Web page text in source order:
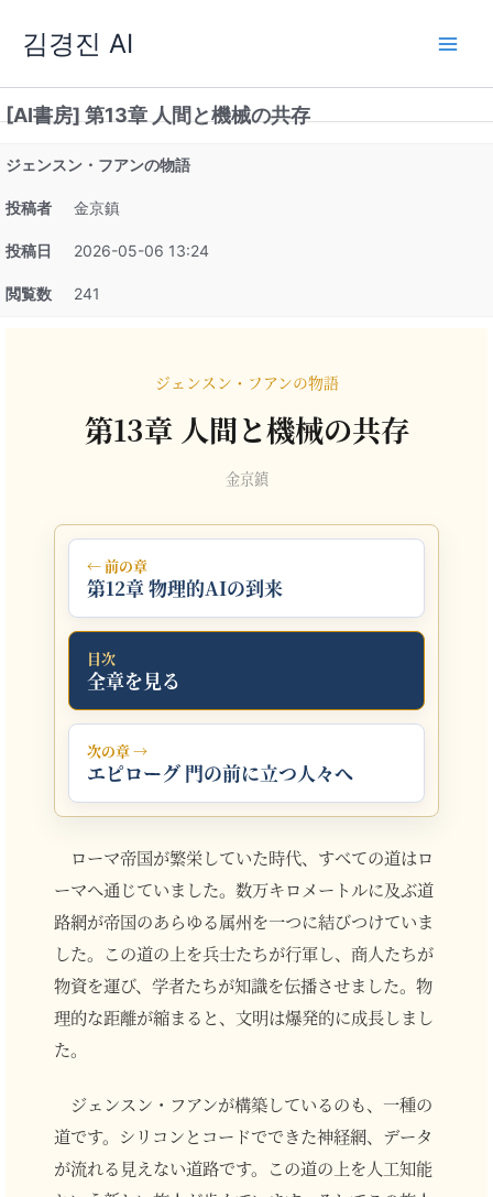
ス
キ
プ
김경진 AI
[AI書房] 第13章 人間と機械の共存
ジェンスン・フアンの物語
投稿者 金京鎮
投稿日 2026-05-06 13:24
閲覧数 241
ジェンスン・フアンの物語
第13章 人間と機械の共存
金京鎮
← 前の章
第12章 物理的AIの到来
目次
全章を見る
次の章 →
エピローグ 門の前に立つ人々へ
ローマ帝国が繁栄していた時代、すべての道はロ
ーマへ通じていました。数万キロメートルに及ぶ道
路網が帝国のあらゆる属州を一つに結びつけていま
した。この道の上を兵士たちが行軍し、商人たちが
物資を運び、学者たちが知識を伝播させました。物
理的な距離が縮まると、文明は爆発的に成長しまし
た。
ジェンスン・フアンが構築しているのも、一種の
道です。シリコンとコードでできた神経網、データ
が流れる見えない道路です。この道の上を人工知能